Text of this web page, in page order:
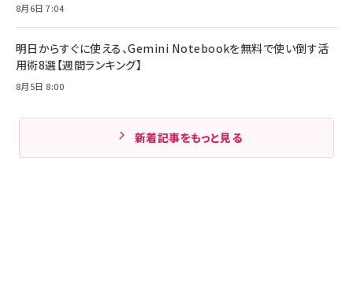
8月6日 7:04
明日からすぐに使える、Gemini Notebookを無料で使い倒す活
用術8選【週間ランキング】
8月5日 8:00
新着記事をもっと見る